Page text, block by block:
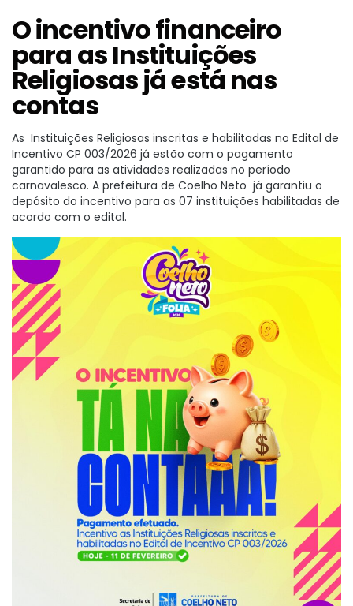
O incentivo financeiro
para as Instituições
Religiosas já está nas
contas
As Instituições Religiosas inscritas e habilitadas no Edital de
Incentivo CP 003/2026 já estão com o pagamento
garantido para as atividades realizadas no período
carnavalesco. A prefeitura de Coelho Neto já garantiu o
depósito do incentivo para as 07 instituições habilitadas de
acordo com o edital.